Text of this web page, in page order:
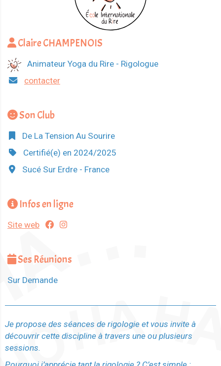
Claire CHAMPENOIS
Animateur Yoga du Rire - Rigologue
contacter
Son Club
De La Tension Au Sourire
Certifié(e) en 2024/2025
Sucé Sur Erdre - France
Infos en ligne
Site web
Ses Réunions
Sur Demande
Je propose des séances de rigologie et vous invite à
découvrir cette discipline à travers une ou plusieurs
sessions.